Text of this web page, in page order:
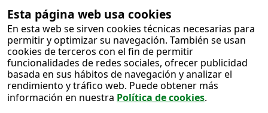
Esta página web usa cookies
En esta web se sirven cookies técnicas necesarias para
permitir y optimizar su navegación. También se usan
cookies de terceros con el fin de permitir
funcionalidades de redes sociales, ofrecer publicidad
basada en sus hábitos de navegación y analizar el
rendimiento y tráfico web. Puede obtener más
información en nuestra Política de cookies.